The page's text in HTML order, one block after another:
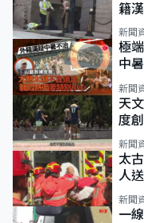
籍
新聞
極
中
新聞
天
度
新聞
太
人
新聞
一